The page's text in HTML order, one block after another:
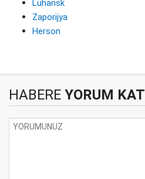
Luhansk
Zaporijya
Herson
HABERE YORUM KAT